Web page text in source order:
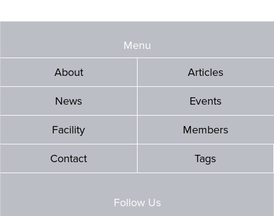
Menu
About
Articles
News Events
Facility Members
Contact Tags
Follow Us